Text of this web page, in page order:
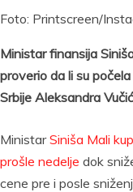
Foto: Printscreen/
Ministar finansija
proverio da li su
Srbije Aleksandra
MinistarSiniša Mali
prošle nedelje dok
cene pre i posle